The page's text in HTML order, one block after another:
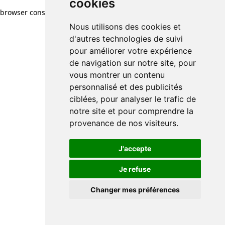
cookies
Nous utilisons des cookies et
d'autres technologies de suivi
pour améliorer votre expérience
de navigation sur notre site, pour
vous montrer un contenu
personnalisé et des publicités
ciblées, pour analyser le trafic de
notre site et pour comprendre la
provenance de nos visiteurs.
J'accepte
Je refuse
Changer mes préférences
browser console for more information)